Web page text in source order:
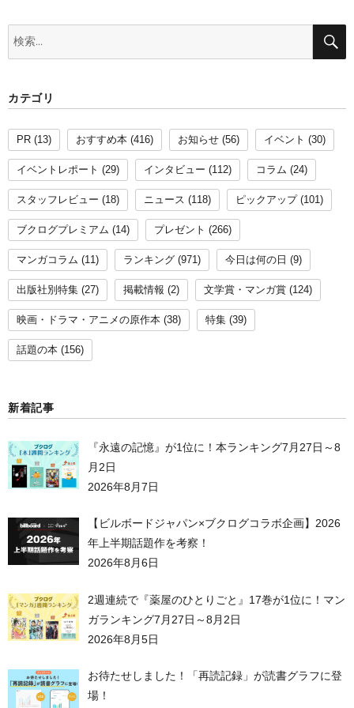
検
カテゴリ
PR (13) おすすめ本 (416) お知らせ (56) イベント (30)
イベントレポート (29) インタビュー (112) コラム (24)
スタッフレビュー (18) ニュース (118) ピックアップ(101)
ブクログプレミアム (14) プレゼント (266)
マンガコラム (11) ランキング (971) 今日は何の日 (9)
出版社別特集 (27) 掲載情報 (2) 文学賞・マンガ賞 (124)
映画・ドラマ・アニメの原作本 (38) 特集 (39)
話題の本 (156)
新着記事
『永遠の記憶』が1位に！本ランキング7月27日～8
月2日
2026年8月7日
【ビルボードジャパン×ブクログコラボ企画】2026
年上半期話題作を考察！
2026年8月6日
2週連続で『薬屋のひとりごと』17巻が1位に！マン
ガランキング7月27日～8月2日
2026年8月5日
お待たせしました！「再読記録」が読書グラフに登
場！